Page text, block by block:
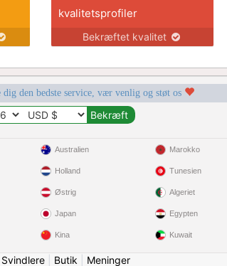
kvalitetsprofiler
Bekræftet kvalitet
den bedste service, vær venlig og støt os
Australien
Holland
Østrig
Japan
Kina
Marokko
Tunesien
Algeriet
Egypten
Kuwait
Svindlere| Butik Meninger